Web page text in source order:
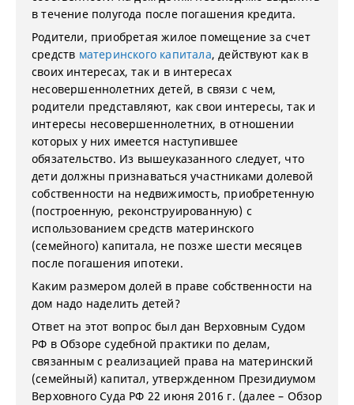
в течение полугода после погашения кредита.
Родители, приобретая жилое помещение за счет
средств материнского капитала, действуют как в
своих интересах, так и в интересах
несовершеннолетних детей, в связи с чем,
родители представляют, как свои интересы, так и
интересы несовершеннолетних, в отношении
которых у них имеется наступившее
обязательство. Из вышеуказанного следует, что
дети должны признаваться участниками долевой
собственности на недвижимость, приобретенную
(построенную, реконструированную) с
использованием средств материнского
(семейного) капитала, не позже шести месяцев
после погашения ипотеки.
Каким размером долей в праве собственности на
дом надо наделить детей?
Ответ на этот вопрос был дан Верховным Судом
РФ в Обзоре судебной практики по делам,
связанным с реализацией права на материнский
(семейный) капитал, утвержденном Президиумом
Верховного Суда РФ 22 июня 2016 г. (далее – Обзор